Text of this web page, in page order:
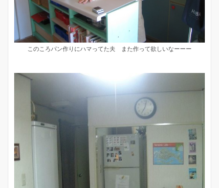
このころパン作りにハマってた夫 また作って欲しいなーーー